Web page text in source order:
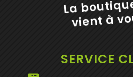
La
vient à
SERVICE